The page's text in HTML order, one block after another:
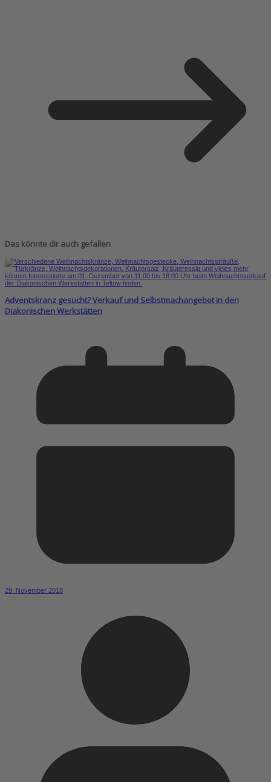
Das könnte dir auch gefallen
Adventskranz gesucht? Verkauf und Selbstmachangebot in den
Diakonischen Werkstätten
29. November 2018